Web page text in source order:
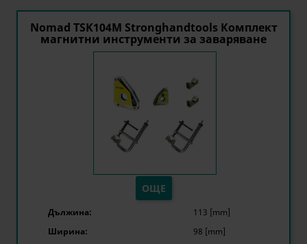
Nomad TSK104M Stronghandtools Комплект
магнитни инструменти за заваряване
ОЩЕ
Дължина:
113 [mm]
Ширина:
98 [mm]